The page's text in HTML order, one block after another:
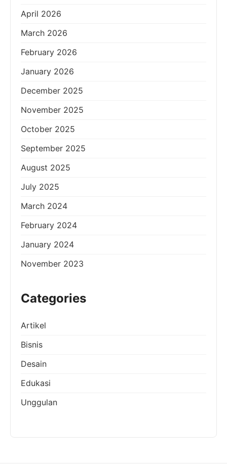
April 2026
March 2026
February 2026
January 2026
December 2025
November 2025
October 2025
September 2025
August 2025
July 2025
March 2024
February 2024
January 2024
November 2023
Categories
Artikel
Bisnis
Desain
Edukasi
Unggulan